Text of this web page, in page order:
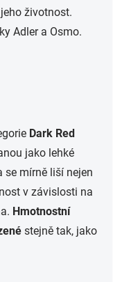
životnost.
Adler a Osmo.
Dark Red
jako lehké
se mírně liší nejen
v závislosti na
Hmotnostní
stejně tak, jako